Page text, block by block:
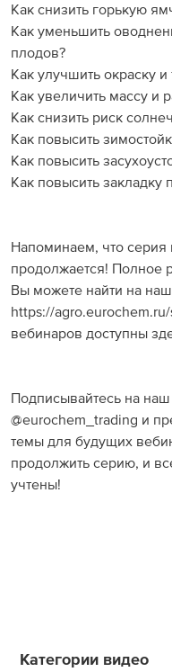
Как снизить горькую
Как уменьшить
плодов?
Как улучшить окраску
Как увеличить массу и
Как снизить риск
Как повысить
Как повысить
Как повысить закладку
Напоминаем, что
продолжается! Полное
Вы можете найти на
https://
вебинаров доступны
Подписывайтесь на
@eurochem_trading и
темы для будущих
продолжить серию, и
учтены!
Категории видео